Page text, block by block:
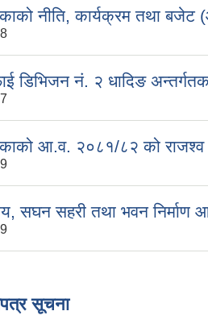
नीति, कार्यक्रम तथा
डिभिजन नं. २ धादिङ
आ.व. २०८१/८२ को राजश्व
सघन सहरी तथा भवन निर्माण
सूचना